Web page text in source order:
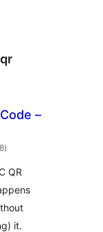
–
གདེང་
འཇོག་
ཚང་།
)
QR
it.